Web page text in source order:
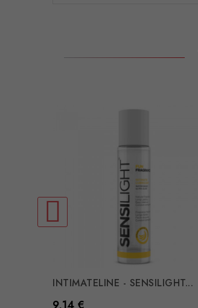
INTIMATELINE - SENSILIGHT...
Preço